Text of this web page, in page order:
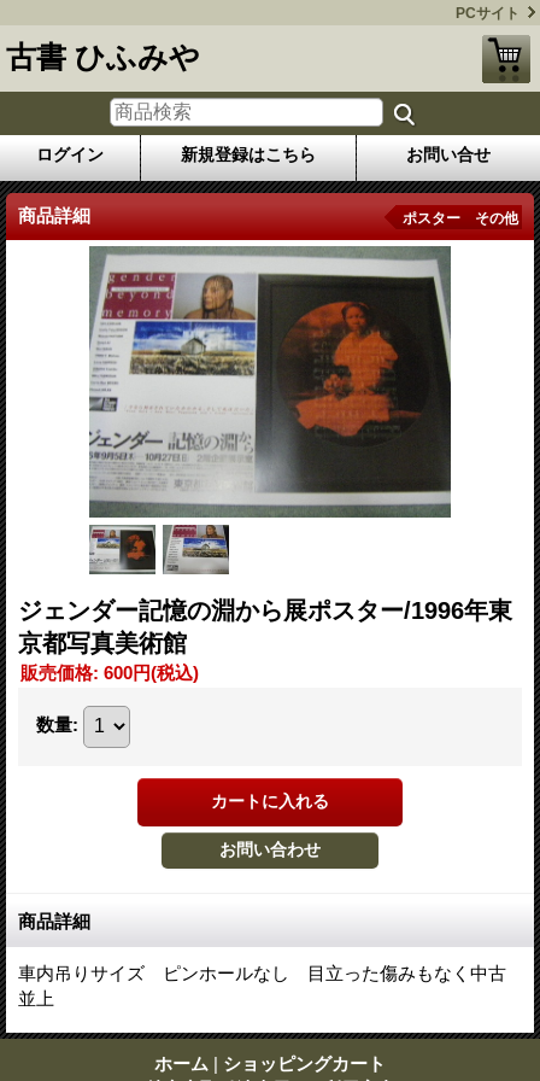
PCサイト
古書 ひふみや
ログイン 新規登録はこちら お問い合せ
商品詳細 ポスター その他
ジェンダー記憶の淵から展ポスター/1996年東
京都写真美術館
販売価格: 600円(税込)
数量:
商品詳細
車内吊りサイズ ピンホールなし 目立った傷みもなく中古
並上
ホーム | ショッピングカート